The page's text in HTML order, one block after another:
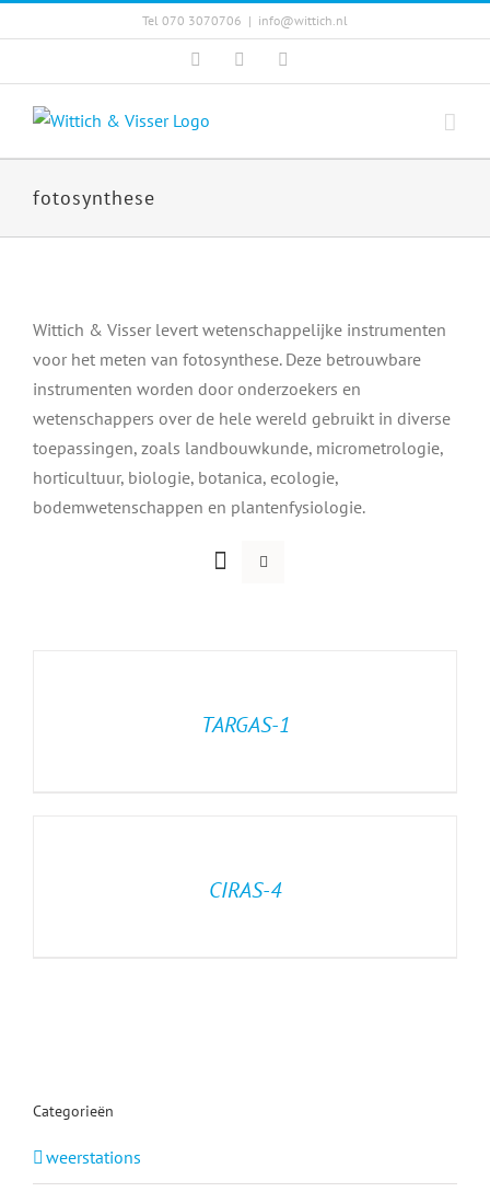
to
Tel 070 3070706 | info@wittich.nl
FacebookTwitter
fotosynthese
Wittich & Visser levert wetenschappelijke instrumenten
voor het meten van fotosynthese. Deze betrouwbare
instrumenten worden door onderzoekers en
wetenschappers over de hele wereld gebruikt in diverse
toepassingen, zoals landbouwkunde, micrometrologie,
horticultuur, biologie, botanica, ecologie,
bodemwetenschappen en plantenfysiologie.
TARGAS-1
CIRAS-4
Categorieën
weerstations